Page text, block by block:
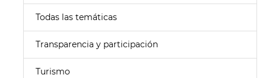
Todas las temáticas
Transparencia y participación
Turismo